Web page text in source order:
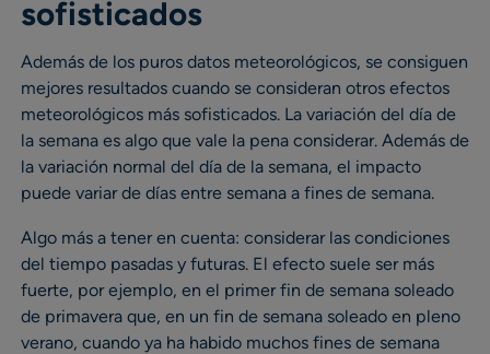
sofisticados
Además de los puros datos meteorológicos, se consiguen
mejores resultados cuando se consideran otros efectos
meteorológicos más sofisticados. La variación del día de
la semana es algo que vale la pena considerar. Además de
la variación normal del día de la semana, el impacto
puede variar de días entre semana a fines de semana.
Algo más a tener en cuenta: considerar las condiciones
del tiempo pasadas y futuras. El efecto suele ser más
fuerte, por ejemplo, en el primer fin de semana soleado
de primavera que, en un fin de semana soleado en pleno
verano, cuando ya ha habido muchos fines de semana